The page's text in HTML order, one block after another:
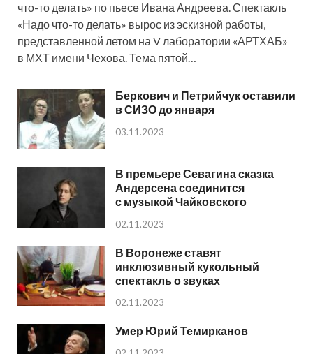
что-то делать» по пьесе Ивана Андреева. Спектакль
«Надо что-то делать» вырос из эскизной работы,
представленной летом на V лаборатории «АРТХАБ»
в МХТ имени Чехова. Тема пятой…
Беркович и Петрийчук оставили
в СИЗО до января
03.11.2023
В премьере Севагина сказка
Андерсена соединится
с музыкой Чайковского
02.11.2023
В Воронеже ставят
инклюзивный кукольный
спектакль о звуках
02.11.2023
Умер Юрий Темирканов